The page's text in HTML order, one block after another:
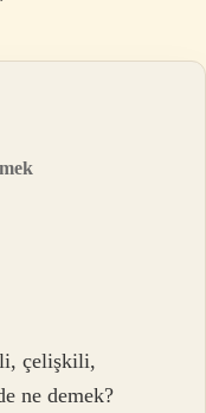
çelişkili,
ne demek?